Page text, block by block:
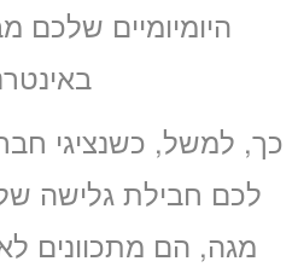
היומיומיים שלכם
כך, למשל, כשנציגי
לכם חבילת גלישה
מגה, הם מתכוונים